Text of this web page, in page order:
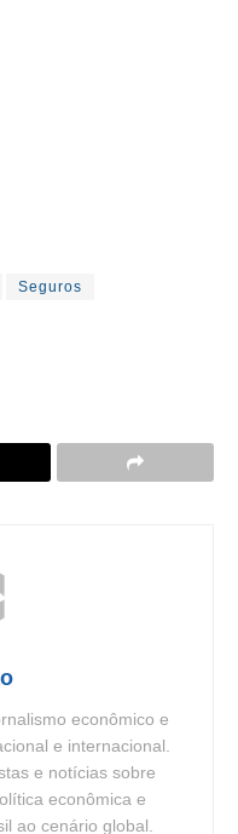
Seguros
econômico e
e internacional.
e notícias sobre
econômica e
ao cenário global.